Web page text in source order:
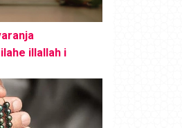
illallah i